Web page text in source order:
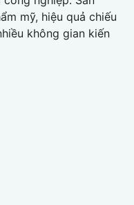
mỹ, hiệu quả chiếu
không gian kiến